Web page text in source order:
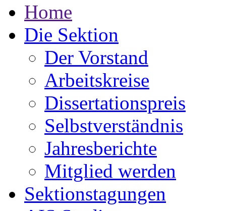
Home
Die Sektion
Der Vorstand
Arbeitskreise
Dissertationspreis
Selbstverständnis
Jahresberichte
Mitglied werden
Sektionstagungen